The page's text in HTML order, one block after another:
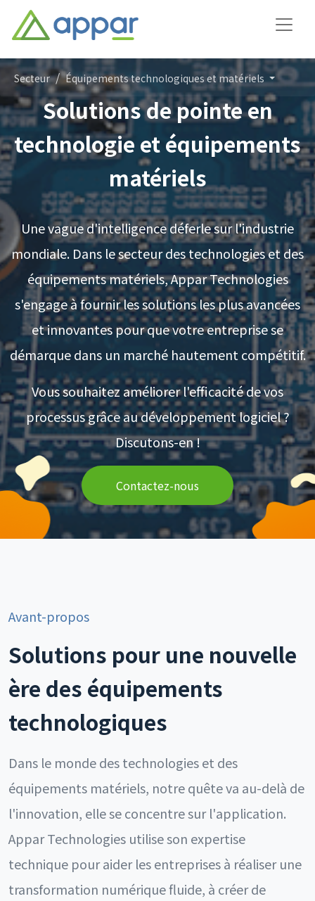
Secteur Équipements technologiques et matériels
Solutions de pointe en
technologie et équipements
matériels
Une vague d'intelligence déferle sur l'industrie
mondiale. Dans le secteur des technologies et des
équipements matériels, Appar Technologies
s'engage à fournir les solutions les plus avancées
et innovantes pour que votre entreprise se
démarque dans un marché hautement compétitif.
Vous souhaitez améliorer l'efficacité de vos
processus grâce au développement logiciel ?
Discutons-en !
Contactez-nous
Avant-propos
Solutions pour une nouvelle
ère des équipements
technologiques
Dans le monde des technologies et des
équipements matériels, notre quête va au-delà de
l'innovation, elle se concentre sur l'application.
Appar Technologies utilise son expertise
technique pour aider les entreprises à réaliser une
transformation numérique fluide, à créer de